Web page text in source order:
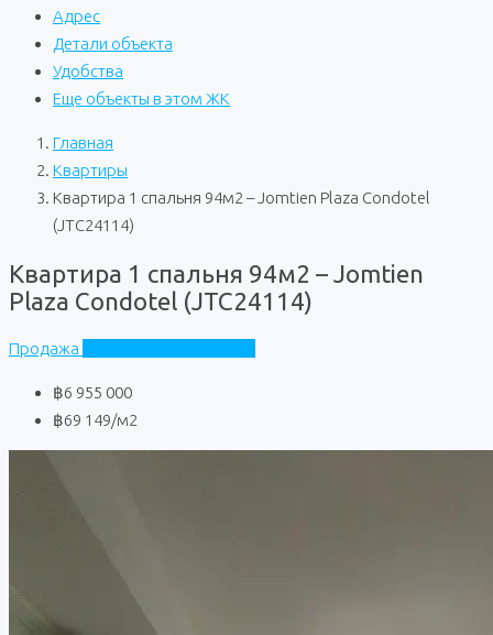
Адрес
Детали объекта
Удобства
Еще объекты в этом ЖК
Главная
Квартиры
Квартира 1 спальня 94м2 – Jomtien Plaza Condotel
(JTC24114)
Квартира 1 спальня 94м2 – Jomtien
Plaza Condotel (JTC24114)
Продажа
฿6 955 000
฿69 149/м2